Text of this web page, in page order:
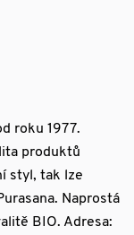
roku 1977.
produktů
styl, tak lze
Naprostá
BIO. Adresa: